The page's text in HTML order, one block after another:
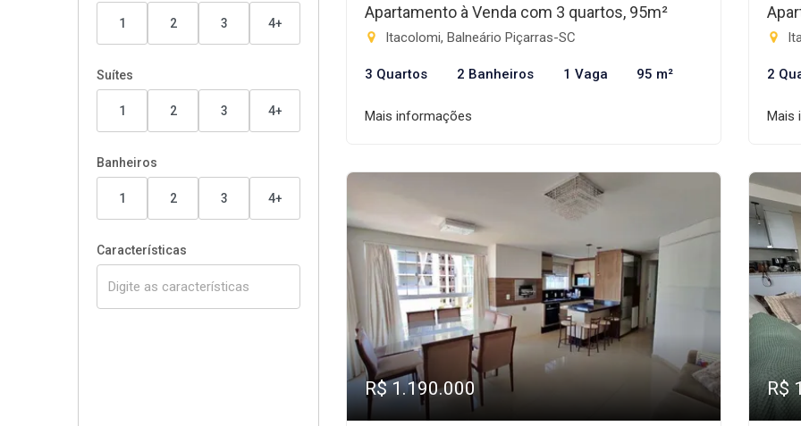
1 2 3 4+
Suítes
1 2 3 4+
Banheiros
1 2 3 4+
Características
Apartamento à Venda com 3 quartos, 95m²
Itacolomi, Balneário Piçarras-SC
3 Quartos 2 Banheiros 1 Vaga 95 m²
Mais informações
2
Mais
R$ 1.190.000 R$